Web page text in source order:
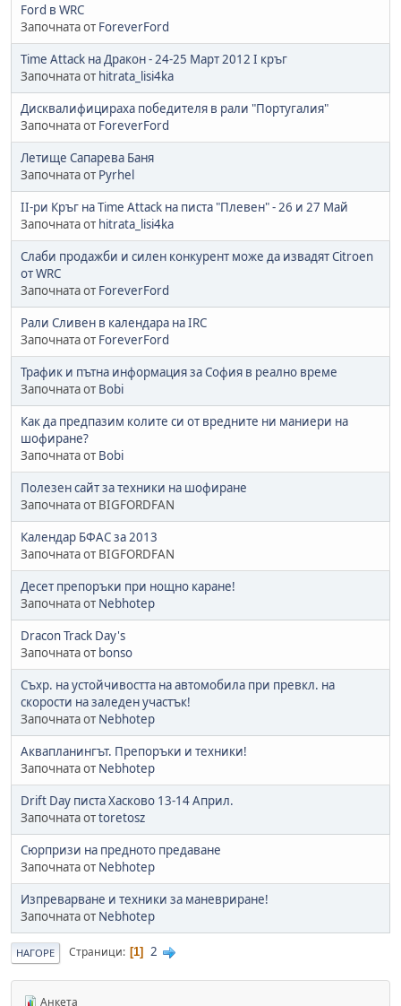
Ford в WRC
Започната от ForeverFord
Time Attack на Дракон - 24-25 Март 2012 I кръг
Започната от hitrata_lisi4ka
Дисквалифицираха победителя в рали "Португалия"
Започната от ForeverFord
Летище Сапарева Баня
Започната от Pyrhel
II-ри Кръг на Time Attack на писта "Плевен" - 26 и 27 Май
Започната от hitrata_lisi4ka
Слаби продажби и силен конкурент може да извадят Citroen
от WRC
Започната от ForeverFord
Рали Сливен в календара на IRC
Започната от ForeverFord
Трафик и пътна информация за София в реално време
Започната от Bobi
Как да предпазим колите си от вредните ни маниери на
шофиране?
Започната от Bobi
Полезен сайт за техники на шофиране
Започната от BIGFORDFAN
Календар БФАС за 2013
Започната от BIGFORDFAN
Десет препоръки при нощно каране!
Започната от Nebhotep
Dracon Track Day's
Започната от bonso
Съхр. на устойчивостта на автомобила при превкл. на
скорости на заледен участък!
Започната от Nebhotep
Аквапланингът. Препоръки и техники!
Започната от Nebhotep
Drift Day писта Хасково 13-14 Април.
Започната отtoretosz
Сюрпризи на предното предаване
Започната от Nebhotep
Изпреварване и техники за маневриране!
Започната от Nebhotep
НАГОРЕ Страници 1 2
Анкета